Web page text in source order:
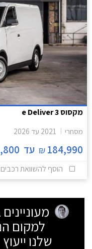
מקסוס e Deliver 3
מסחרי 2021 עד 2026
184,990
₪ עד
הוסף להשוואת רכבים
למקום
שלנו